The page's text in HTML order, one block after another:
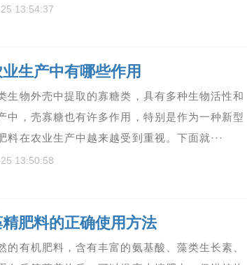
13:54:37
生产中有哪些作用
生物外壳中提取的寡糖类，具有多种生物活性和
中，壳寡糖也有许多作用，特别是作为一种新型
料在农业生产中越来越受到重视。下面就···
13:50:58
肥料的正确使用方法
的有机肥料，含有丰富的氨基酸、藻类生长素、